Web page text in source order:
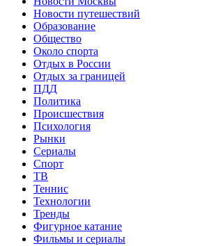
Новости путешествий
Образование
Общество
Около спорта
Отдых в России
Отдых за границей
ПДД
Политика
Происшествия
Психология
Рынки
Сериалы
Спорт
ТВ
Теннис
Технологии
Тренды
Фигурное катание
Фильмы и сериалы